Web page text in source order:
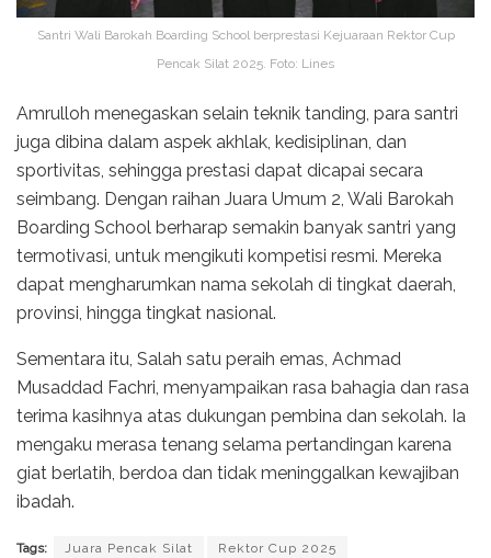
Santri Wali Barokah Boarding School berprestasi Kejuaraan Rektor Cup
Pencak Silat 2025. Foto: Lines
Amrulloh menegaskan selain teknik tanding, para santri
juga dibina dalam aspek akhlak, kedisiplinan, dan
sportivitas, sehingga prestasi dapat dicapai secara
seimbang. Dengan raihan Juara Umum 2, Wali Barokah
Boarding School berharap semakin banyak santri yang
termotivasi, untuk mengikuti kompetisi resmi. Mereka
dapat mengharumkan nama sekolah di tingkat daerah,
provinsi, hingga tingkat nasional.
Sementara itu, Salah satu peraih emas, Achmad
Musaddad Fachri, menyampaikan rasa bahagia dan rasa
terima kasihnya atas dukungan pembina dan sekolah. Ia
mengaku merasa tenang selama pertandingan karena
giat berlatih, berdoa dan tidak meninggalkan kewajiban
ibadah.
Tags: Juara Pencak Silat Rektor Cup 2025